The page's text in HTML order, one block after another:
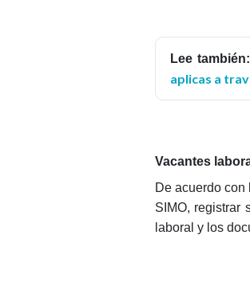
Lee también:
aplicas a
Vacantes
De acuerdo
SIMO, registrar
laboral y los